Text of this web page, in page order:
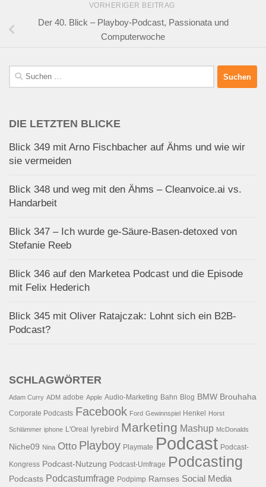
VORHERIGER BEITRAG
Der 40. Blick – Playboy-Podcast, Passionata und
Computerwoche
Suchen
nach:
DIE LETZTEN BLICKE
Blick 349 mit Arno Fischbacher auf Ähms und wie wir
sie vermeiden
Blick 348 und weg mit den Ähms – Cleanvoice.ai vs.
Handarbeit
Blick 347 – Ich wurde ge-Säure-Basen-detoxed von
Stefanie Reeb
Blick 346 auf den Marketea Podcast und die Episode
mit Felix Hederich
Blick 345 mit Oliver Ratajczak: Lohnt sich ein B2B-
Podcast?
SCHLAGWÖRTER
Adam Curry ADM adobe Apple Audio-Marketing Bahn Blog BMW Brouhaha
Corporate Podcasts Facebook Ford Gewinnspiel Henkel Horst
Schlämmer iphone L'Oreal lyrebird Marketing Mashup McDonalds
Niche09 Nina Otto Playboy Playmate Podcast Podcast-
Kongress Podcast-Nutzung Podcast-Umfrage Podcasting
Podcasts Podcastumfrage Podpimp Ramses Social Media